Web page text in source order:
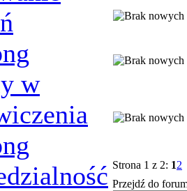
w
Strona 1 z 2: 12
Przejdź do